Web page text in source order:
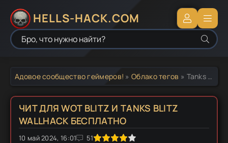
HELLS-HACK.COM
Адовое сообщество геймеров! »Облако тегов » Tanks Blitz читы
ЧИТ ДЛЯ WOT BLITZ И TANKS BLITZ
WALLHACK БЕСПЛАТНО
10 май 2024, 16:01 51
1 2 3 4 5